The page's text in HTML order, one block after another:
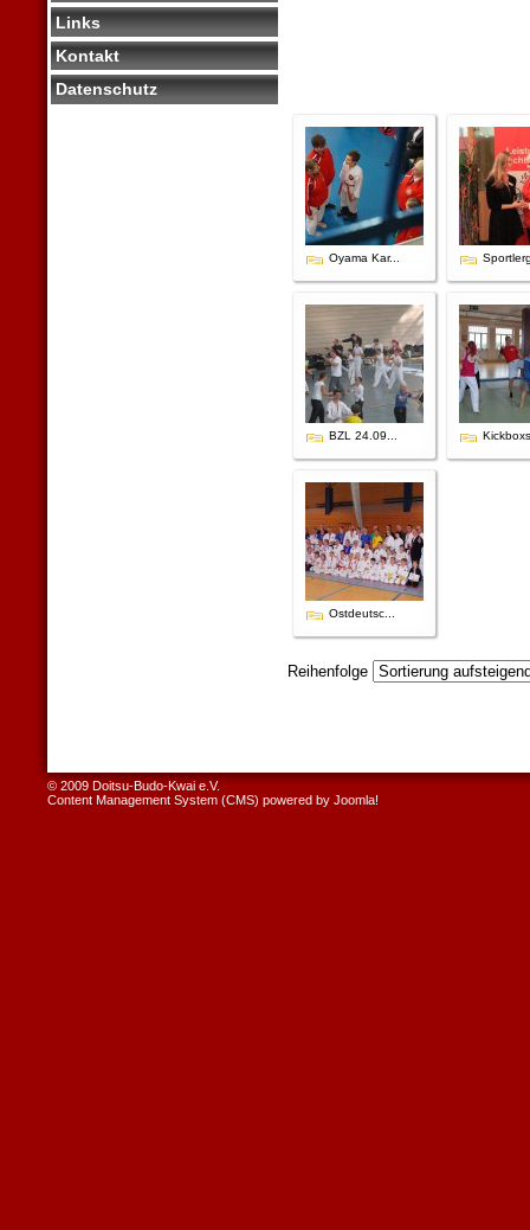
Links
Kontakt
Datenschutz
Oyama Kar...
BZL 24.09...
Ostdeutsc...
Reihenfolge
© 2009 Doitsu-Budo-Kwai e.V.
Content Management System (CMS) powered by Joomla!